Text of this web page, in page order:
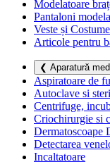
Modelatoare
Pantaloni
Veste și
Articole pentru
❮ Aparatură
Aspiratoare de
Autoclave si
Centrifuge,
Criochirurgie si
Dermatoscoape
Detectarea
Incaltatoare